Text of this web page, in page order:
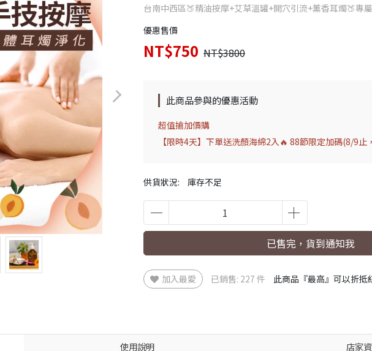
台南中西區🍑精油按摩+艾草溫罐+開穴引流+薰香耳燭🍑專
優惠售價
NT$750 NT$3800
供貨狀況: 庫存不足
此商品參與的優惠活動
超值搶加價購
【限時4天】下單送洗顏海綿2入🔥 88節限定加碼(8/9止
已售完，貨到通知我
加入最愛 已銷售: 227 件 此商品『最高』可以折抵
使用說明 店家